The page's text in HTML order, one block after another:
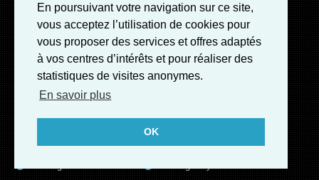
En poursuivant votre navigation sur ce site,
vous acceptez l’utilisation de cookies pour
vous proposer des services et offres adaptés
à vos centres d’intérêts et pour réaliser des
statistiques de visites anonymes.
En savoir plus
OK
Coloriage Romain
Coloriage Elsa
Coloriage Mila
Coloriage Garance
Coloriage Eleonore
Coloriage Matthieu
Coloriage Luna
Coloriage Rose
Coloriage Jeanne
Coloriage Salome
Coloriage Matteo